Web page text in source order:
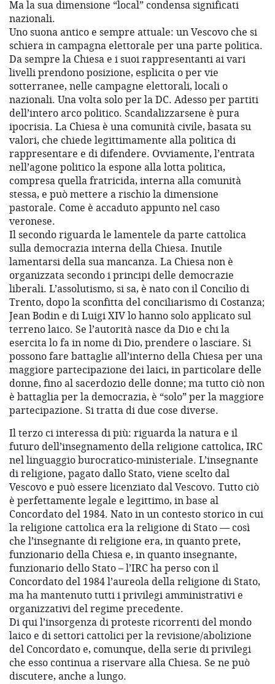
Ma la sua dimensione “local” condensa significati
nazionali.
Uno suona antico e sempre attuale: un Vescovo che si
schiera in campagna elettorale per una parte politica.
Da sempre la Chiesa e i suoi rappresentanti ai vari
livelli prendono posizione, esplicita o per vie
sotterranee, nelle campagne elettorali, locali o
nazionali. Una volta solo per la DC. Adesso per partiti
dell’intero arco politico. Scandalizzarsene è pura
ipocrisia. La Chiesa è una comunità civile, basata su
valori, che chiede legittimamente alla politica di
rappresentare e di difendere. Ovviamente, l’entrata
nell’agone politico la espone alla lotta politica,
compresa quella fratricida, interna alla comunità
stessa, e può mettere a rischio la dimensione
pastorale. Come è accaduto appunto nel caso
veronese.
Il secondo riguarda le lamentele da parte cattolica
sulla democrazia interna della Chiesa. Inutile
lamentarsi della sua mancanza. La Chiesa non è
organizzata secondo i principi delle democrazie
liberali. L’assolutismo, si sa, è nato con il Concilio di
Trento, dopo la sconfitta del conciliarismo di Costanza;
Jean Bodin e di Luigi XIV lo hanno solo applicato sul
terreno laico. Se l’autorità nasce da Dio e chi la
esercita lo fa in nome di Dio, prendere o lasciare. Si
possono fare battaglie all’interno della Chiesa per una
maggiore partecipazione dei laici, in particolare delle
donne, fino al sacerdozio delle donne; ma tutto ciò non
è battaglia per la democrazia, è “solo” per la maggiore
partecipazione. Si tratta di due cose diverse.
Il terzo ci interessa di più: riguarda la natura e il
futuro dell’insegnamento della religione cattolica, IRC
nel linguaggio burocratico-ministeriale. L’insegnante
di religione, pagato dallo Stato, viene scelto dal
Vescovo e può essere licenziato dal Vescovo. Tutto ciò
è perfettamente legale e legittimo, in base al
Concordato del 1984. Nato in un contesto storico in cui
la religione cattolica era la religione di Stato — così
che l’insegnante di religione era, in quanto prete,
funzionario della Chiesa e, in quanto insegnante,
funzionario dello Stato – l’IRC ha perso con il
Concordato del 1984 l’aureola della religione di Stato,
ma ha mantenuto tutti i privilegi amministrativi e
organizzativi del regime precedente.
Di qui l’insorgenza di proteste ricorrenti del mondo
laico e di settori cattolici per la revisione/abolizione
del Concordato e, comunque, della serie di privilegi
che esso continua a riservare alla Chiesa. Se ne può
discutere, anche a lungo.